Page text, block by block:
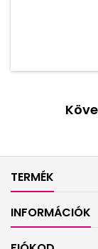
TERMÉK
INFORMÁCIÓK